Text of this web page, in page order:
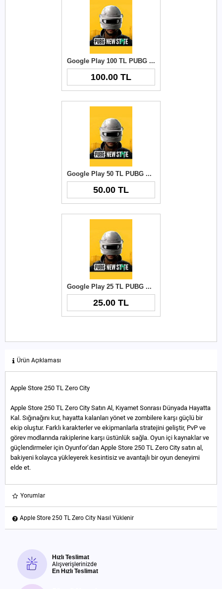
Google Play 100 TL PUBG New State NC
100.00 TL
Google Play 50 TL PUBG New State NC
50.00 TL
Google Play 25 TL PUBG New State NC
25.00 TL
Ürün Açıklaması
Apple Store 250 TL Zero City
Apple Store 250 TL Zero City Satın Al, Kıyamet Sonrası Dünyada Hayatta
Kal. Sığınağını kur, hayatta kalanları yönet ve zombilere karşı güçlü bir
ekip oluştur. Farklı karakterler ve ekipmanlarla stratejini geliştir, PvP ve
görev modlarında rakiplerine karşı üstünlük sağla. Oyun içi kaynaklar ve
güçlendirmeler için Oyunfor’dan Apple Store 250 TL Zero City satın al,
bakiyeni kolayca yükleyerek kesintisiz ve avantajlı bir oyun deneyimi
elde et.
Yorumlar
Apple Store 250 TL Zero City Nasıl Yüklenir
Hızlı Teslimat
Alışverişlerinizde
En Hızlı Teslimat